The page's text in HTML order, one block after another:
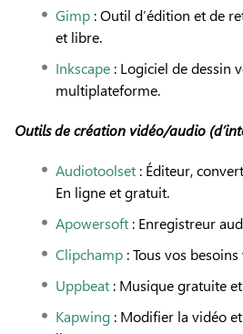
Gimp : Outil d’édition et de
et libre.
Inkscape : Logiciel de dessin
multiplateforme.
Outils de création vidéo/audio
Audiotoolset : Éditeur,
En ligne et gratuit.
Apowersoft : Enregistreur
Clipchamp : Tous vos
Uppbeat : Musique gratuite
Kapwing : Modifier la vidéo